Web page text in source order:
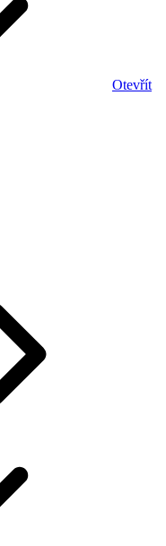
Otevřít